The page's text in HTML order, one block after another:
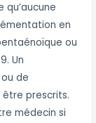
qu’aucune
en
ou
Un
de
prescrits.
médecin si